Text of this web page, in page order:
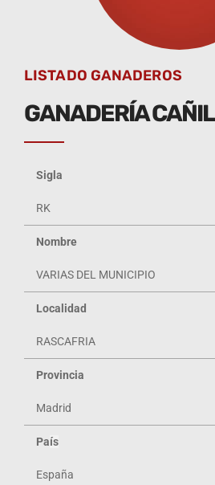
LISTADO GANADEROS
GANADERÍA CAÑIL
Sigla
RK
Nombre
VARIAS DEL MUNICIPIO
Localidad
RASCAFRIA
Provincia
Madrid
País
España